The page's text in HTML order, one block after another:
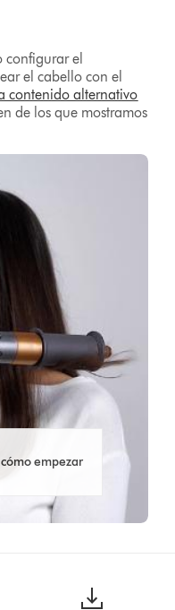
configurar el
el cabello con el
contenido alternativo
de los que mostramos
empezar